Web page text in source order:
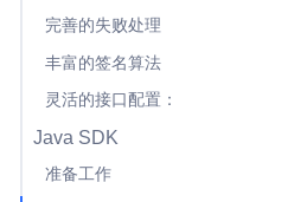
完善的失败处理
丰富的签名算法
灵活的接口配置：
Java SDK
准备工作